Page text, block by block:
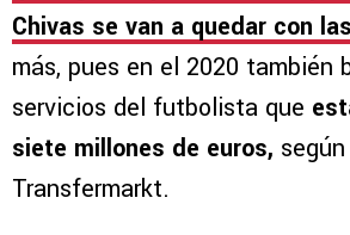
Chivas se van a quedar con
más, pues en el 2020 también
servicios del futbolista que
siete millones de euros,
Transfermarkt.